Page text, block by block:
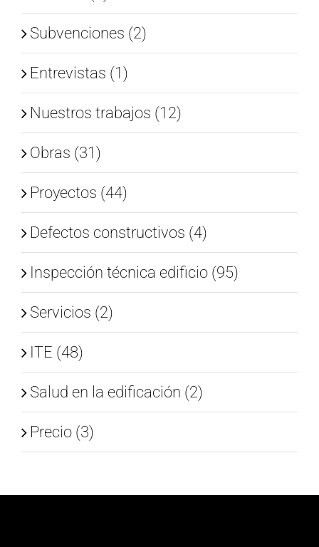
Subvenciones (2)
Entrevistas (1)
Nuestros trabajos (12)
Obras (31)
Proyectos (44)
Defectos constructivos (4)
Inspección técnica edificio (95)
Servicios (2)
ITE (48)
Salud en la edificación (2)
Precio (3)